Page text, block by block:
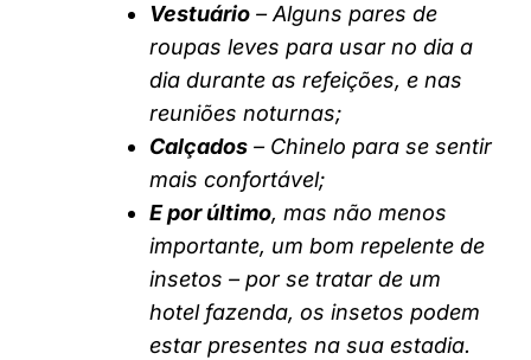
Vestuário – Alguns pares de
roupas leves para usar no dia a
dia durante as refeições, e nas
reuniões noturnas;
Calçados – Chinelo para se sentir
mais confortável;
E por último, mas não menos
importante, um bom repelente de
insetos – por se tratar de um
hotel fazenda, os insetos podem
estar presentes na sua estadia.